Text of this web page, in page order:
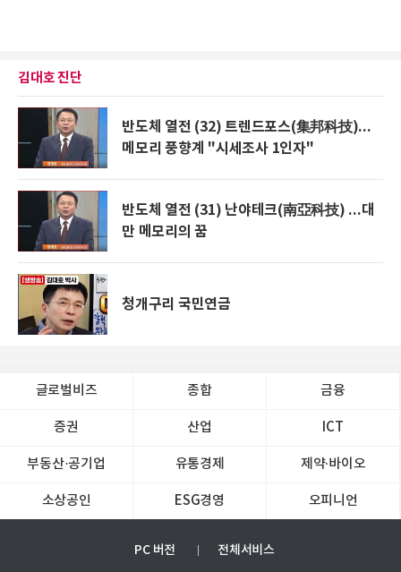
김대호 진단
반도체 열전 (32) 트렌드포스(集邦科技)...
메모리 풍향계 "시세조사 1인자"
반도체 열전 (31) 난야테크(南亞科技) ...대
만 메모리의 꿈
청개구리 국민연금
글로벌비즈 종합 금융
증권 산업 ICT
부동산·공기업 유통경제 제약∙바이오
소상공인 ESG경영 오피니언
PC 버전 전체서비스